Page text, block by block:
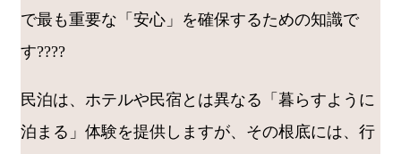
で最も重要な「安心」を確保するための知識で
す????
民泊は、ホテルや民宿とは異なる「暮らすように
泊まる」体験を提供しますが、その根底には、行